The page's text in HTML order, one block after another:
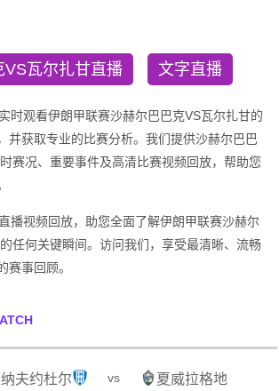
VS瓦尔扎甘直播 文字直播
时观看伊朗甲联赛沙赫尔巴巴克VS瓦尔扎甘的
并获取专业的比赛分析。我们提供沙赫尔巴巴
赛况、重要事件及高清比赛视频回放，帮助您
播视频回放，助您全面了解伊朗甲联赛沙赫尔
任何关键瞬间。访问我们，享受最清晰、流畅
赛事回顾。
纳夫约杜尔 vs 夏威拉格地